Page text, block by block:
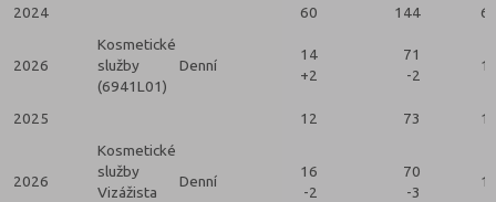
2024 60 144
2026
Kosmetické
služby
(6941L01)
Denní
14
+2
71
-2
2025 12 73
2026
Kosmetické
služby
Vizážista
Denní
16
-2
70
-3